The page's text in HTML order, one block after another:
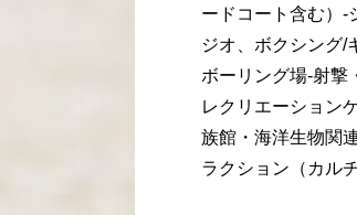
ードコート含む）-
ジオ、ボクシング/
ボーリング場-射撃
レクリエーション
族館・海洋生物関
ラクション（カル